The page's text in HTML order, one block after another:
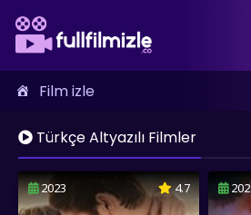
Film izle
Türkçe Altyazılı Filmler
2023 4.7